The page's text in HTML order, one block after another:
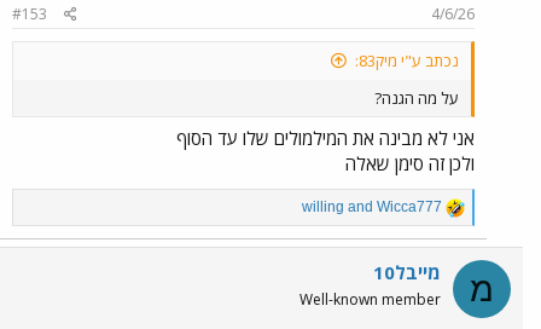
4/6/26
#153
נכתב ע"י מיק83:
על מה הגנה?
אני לא מבינה את המילמולים שלו עד הסוף
ולכן זה סימן שאלה
R
e
a
c
i
Wicca777
willing
מ מייבל10
Well-known member